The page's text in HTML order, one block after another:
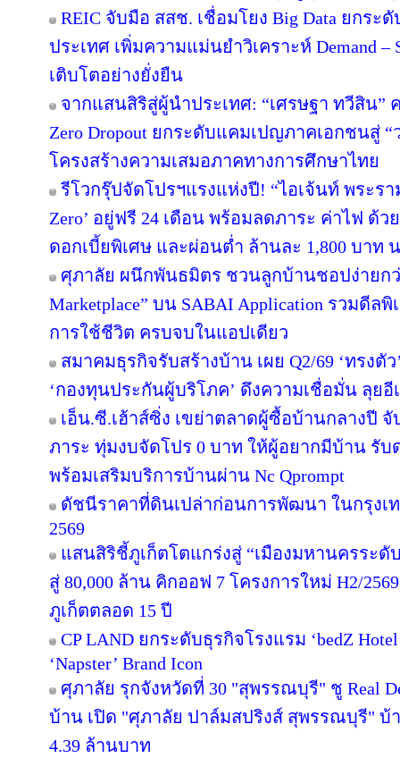
REIC จับมือ สสช. เชื่อมโยง Big Data ยกร
ประเทศ เพิ่มความแม่นยำวิเคราะห์ Demand
เติบโตอย่างยั่งยืน
จากแสนสิริสู่ผู้นำประเทศ: “เศรษฐา ทวีสิน”
Zero Dropout ยกระดับแคมเปญภาคเอกชนสู่
โครงสร้างความเสมอภาคทางการศึกษาไทย
รีโวกรุ๊ปจัดโปรฯแรงแห่งปี! “ไอเจ้นท์ พระรา
Zero’ อยู่ฟรี 24 เดือน พร้อมลดภาระ ค่าไฟ ด้
ดอกเบี้ยพิเศษ และผ่อนต่ำ ล้านละ 1,800 บาท
ศุภาลัย ผนึกพันธมิตร ชวนลูกบ้านชอปง่ายกว่
Marketplace” บน SABAI Application รวมดีล
การใช้ชีวิต ครบจบในแอปเดียว
สมาคมธุรกิจรับสร้างบ้าน เผย Q2/69 ‘ทรง
‘กองทุนประกันผู้บริโภค’ ดึงความเชื่อมั่น ลุย
เอ็น.ซี.เฮ้าส์ซิ่ง เขย่าตลาดผู้ซื้อบ้านกลางปี
ภาระ ทุ่มงบจัดโปร 0 บาท ให้ผู้อยากมีบ้าน รับ
พร้อมเสริมบริการบ้านผ่าน Nc Qprompt
ดัชนีราคาที่ดินเปล่าก่อนการพัฒนา ในกรุงเ
2569
แสนสิริชี้ภูเก็ตโตแกร่งสู่ “เมืองมหานครระ
สู่ 80,000 ล้าน คิกออฟ 7 โครงการใหม่ H2/
ภูเก็ตตลอด 15 ปี
CP LAND ยกระดับธุรกิจโรงแรม ‘bedZ
‘Napster’ Brand Icon
ศุภาลัย รุกจังหวัดที่ 30 "สุพรรณบุรี" ชู Real
บ้าน เปิด "ศุภาลัย ปาล์มสปริงส์ สุพรรณบุรี" บ้
4.39 ล้านบาท